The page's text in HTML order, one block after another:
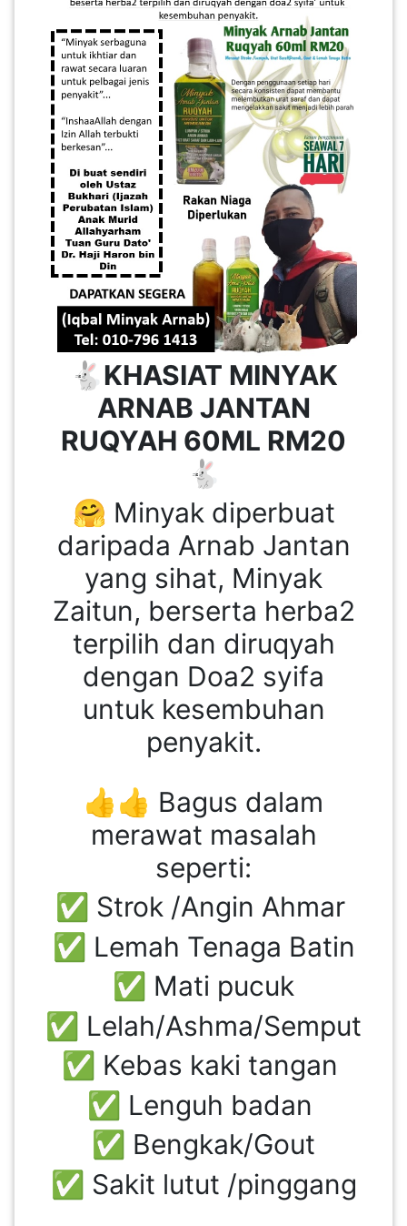
🐇 KHASIAT MINYAK
ARNAB JANTAN
RUQYAH 60ML RM20
🐇
🤗 Minyak diperbuat
daripada Arnab Jantan
yang sihat, Minyak
Zaitun, berserta herba2
terpilih dan diruqyah
dengan Doa2 syifa
untuk kesembuhan
penyakit.
👍👍 Bagus dalam
merawat masalah
seperti:
✅ Strok /Angin Ahmar
✅ Lemah Tenaga Batin
✅ Mati pucuk
✅ Lelah/Ashma/Semput
✅ Kebas kaki tangan
✅ Lenguh badan
✅ Bengkak/Gout
✅ Sakit lutut /pinggang